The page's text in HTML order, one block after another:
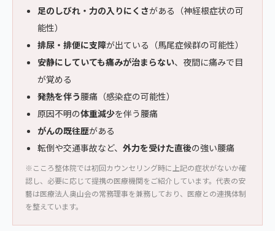
足のしびれ・力の入りにくさがある（神経根症状の可
能性）
排尿・排便に支障が出ている（馬尾症候群の可能性）
安静にしていても痛みが治まらない、夜間に痛みで目
が覚める
発熱を伴う腰痛（感染症の可能性）
原因不明の体重減少を伴う腰痛
がんの既往歴がある
転倒や交通事故など、 外力を受けた直後の強い腰痛
※こころ整体院では初回カウンセリング時に上記の症状がないか確
認し、必要に応じて提携の医療機関をご紹介しています。代表の安
藝は医療法人奥山会の常務理事を兼務しており、医療との連携体制
を整えています。